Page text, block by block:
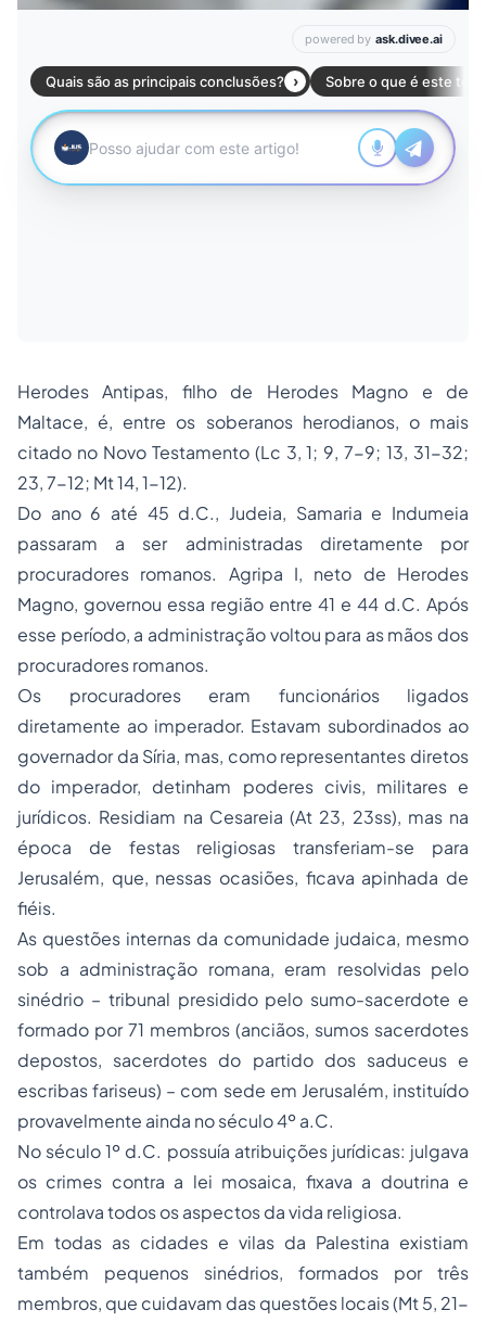
Herodes Antipas, filho de Herodes Magno e de
Maltace, é, entre os soberanos herodianos, o mais
citado no Novo Testamento (Lc 3, 1; 9, 7-9; 13, 31-32;
23, 7-12; Mt 14, 1-12).
Do ano 6 até 45 d.C., Judeia, Samaria e Indumeia
passaram a ser administradas diretamente por
procuradores romanos. Agripa I, neto de Herodes
Magno, governou essa região entre 41 e 44 d.C. Após
esse período, a administração voltou para as mãos dos
procuradores romanos.
Os procuradores eram funcionários ligados
diretamente ao imperador. Estavam subordinados ao
governador da Síria, mas, como representantes diretos
do imperador, detinham poderes civis, militares e
jurídicos. Residiam na Cesareia (At 23, 23ss), mas na
época de festas religiosas transferiam-se para
Jerusalém, que, nessas ocasiões, ficava apinhada de
fiéis.
As questões internas da comunidade judaica, mesmo
sob a administração romana, eram resolvidas pelo
sinédrio – tribunal presidido pelo sumo-sacerdote e
formado por 71 membros (anciãos, sumos sacerdotes
depostos, sacerdotes do partido dos saduceus e
escribas fariseus) – com sede em Jerusalém, instituído
provavelmente ainda no século 4º a.C.
No século 1º d.C. possuía atribuições jurídicas: julgava
os crimes contra a lei mosaica, fixava a doutrina e
controlava todos os aspectos da vida religiosa.
Em todas as cidades e vilas da Palestina existiam
também pequenos sinédrios, formados por três
membros, que cuidavam das questões locais (Mt 5, 21-